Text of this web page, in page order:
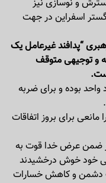
و نوسازی نیز
اسفراین در جهت
“پدافند غیرعامل یک
و توجیهی متوقف
بوده و برای ضربه
مانعی برای بروز اتفاقات
ضمن عرض خدا قوت به
خود خوش درخشیدند
دشمن و کاهش خسارات